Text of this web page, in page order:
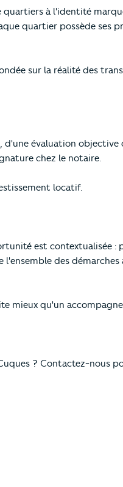
à l'identité
quartier possède ses
sur la réalité des
évaluation objective
chez le notaire.
locatif.
est contextualisée :
des
mieux qu'un
? Contactez-nous